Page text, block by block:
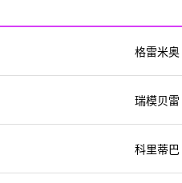
格雷米奥
瑞模贝雷
科里蒂巴